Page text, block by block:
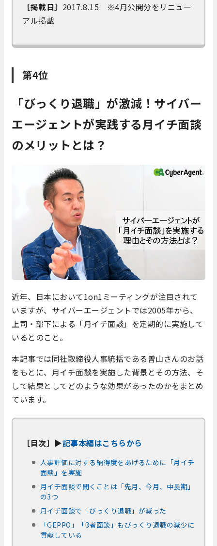
［掲載日］ 2017.8.15 ※4月公開分をリニュー
アル掲載
第4位
「びっくり退職」が激減！サイバー
エージェントが実践する月イチ面談
のメリットとは？
近年、日本において1on1ミーティングが注目されて
いますが、サイバーエージェントでは2005年から、
上司・部下による「月イチ面談」を定期的に実施して
いるとのこと。
本記事では同社取締役人事統括である曽山さんのお話
をもとに、月イチ面談を実施した背景とその方法、そ
して結果としてどのような効果があったのかをまとめ
ています。
［目次］▶記事本編はこちらから
人事評価に対する納得度をあげるために「月イチ
面談」を実施
月イチ面談で聞くことは「先月、今月、中長期」
の3つ
月イチ面談で「びっくり退職」が減った
「GEPPO」「3者面談」もびっくり退職の減少に
貢献している